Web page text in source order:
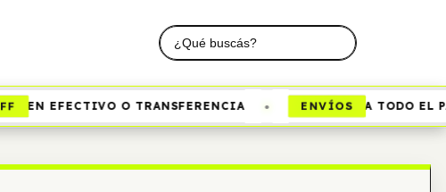
EN EFECTIVO O TRANSFERENCIA • ENVÍOS A TODO EL PAÍS